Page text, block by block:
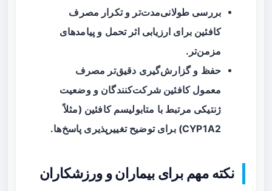
بررسی طولانی‌مدت‌تر و تکرار مصرف
کافئین برای ارزیابی اثر تحمل و پیامدهای
مزمن‌تر.
حفظ و گزارش‌گیری دقیق‌تر مصرف
معمول کافئین شرکت‌کنندگان و وضعیت
ژنتیکی مرتبط با متابولیسم کافئین (مثلاً
CYP1A2) برای توضیح تغییرپذیری پاسخ‌ها.
نکته مهم برای بیماران و ورزشکاران